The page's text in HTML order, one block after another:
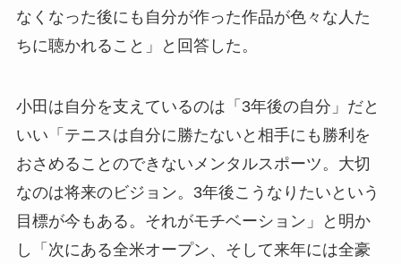
なくなった後にも自分が作った作品が色々な人た
ちに聴かれること」と回答した。
小田は自分を支えているのは「3年後の自分」だと
いい「テニスは自分に勝たないと相手にも勝利を
おさめることのできないメンタルスポーツ。大切
なのは将来のビジョン。3年後こうなりたいという
目標が今もある。それがモチベーション」と明か
し「次にある全米オープン、そして来年には全豪